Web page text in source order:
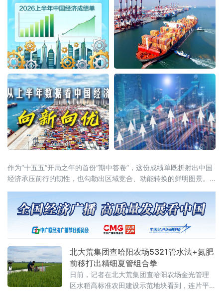
作为“十五五”开局之年的首份“期中答卷”，这份成绩单既折射出中国
经济承压前行的韧性，也勾勒出区域竞合、动能转换的鲜明图景。
示，上半年国内生产总值达69.6万亿元，同比增长4.7%。从增量
看，上半年GDP较去年同期增长3.6万亿元，为近五年
北大荒集团查哈阳农场5321管水法+氮肥
前移打出精细夏管组合拳
日前，记者在北大荒集团查哈阳农场金光管理
区水稻高标准农田建设示范地块看到，连片平